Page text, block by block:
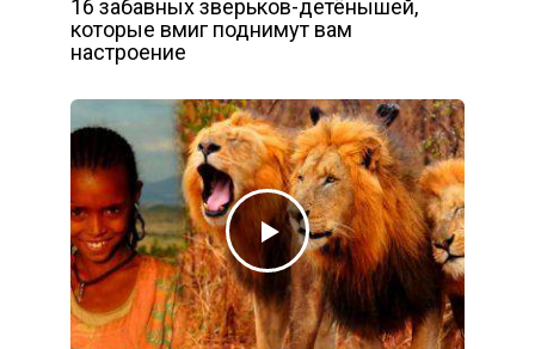
16 забавных зверьков-детёнышей,
которые вмиг поднимут вам
настроение